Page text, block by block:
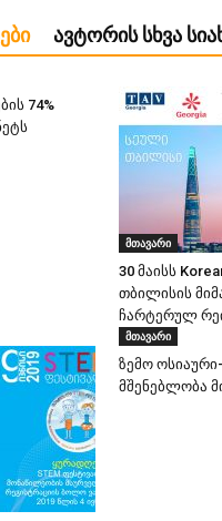
ᲐᲕᲢᲝᲠᲘᲡ ᲡᲮᲕᲐ
74%
მთავარი
30 მაისს
თბილისის
ჩარტერულ
მთავარი
ზემო
მშენებლობა